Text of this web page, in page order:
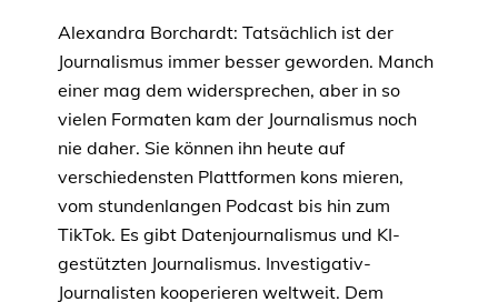
Alexandra Borchardt: Tatsächlich ist der
Journalismus immer besser geworden. Manch
einer mag dem widersprechen, aber in so
vielen Formaten kam der Journalismus noch
nie daher. Sie können ihn heute auf
verschiedensten Plattformen kons mieren,
vom stundenlangen Podcast bis hin zum
TikTok. Es gibt Datenjournalismus und KI-
gestützten Journalismus. Investigativ-
Journalisten kooperieren weltweit. Dem